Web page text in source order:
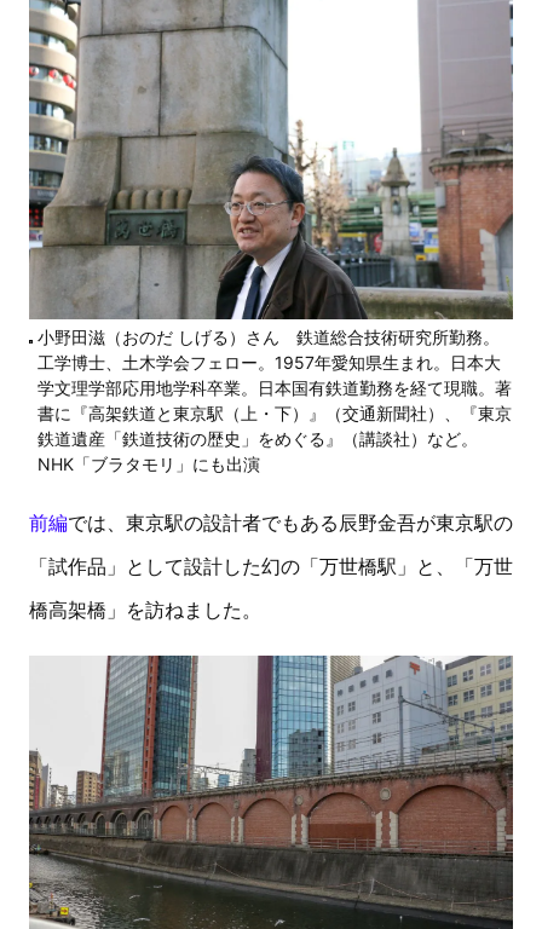
小野田滋（おのだ しげる）さん 鉄道総合技術研究所勤務。
工学博士、土木学会フェロー。1957年愛知県生まれ。日本大
学文理学部応用地学科卒業。日本国有鉄道勤務を経て現職。著
書に『高架鉄道と東京駅（上・下）』（交通新聞社）、『東京
鉄道遺産「鉄道技術の歴史」をめぐる』（講談社）など。
NHK「ブラタモリ」にも出演
前編では、東京駅の設計者でもある辰野金吾が東京駅の
「試作品」として設計した幻の「万世橋駅」と、「万世
橋高架橋」を訪ねました。